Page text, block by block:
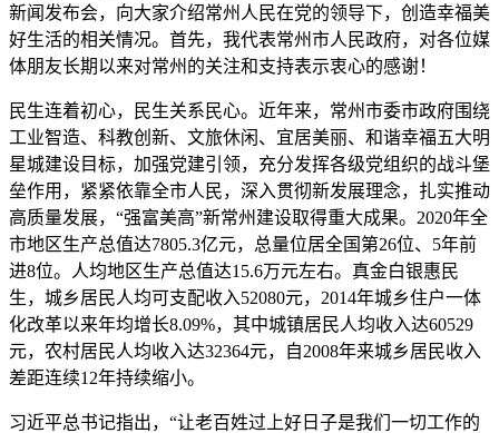
新闻发布会，向大家介绍常州人民在党的领导下，创造幸福美
好生活的相关情况。首先，我代表常州市人民政府，对各位媒
体朋友长期以来对常州的关注和支持表示衷心的感谢！
民生连着初心，民生关系民心。近年来，常州市委市政府围绕
工业智造、科教创新、文旅休闲、宜居美丽、和谐幸福五大明
星城建设目标，加强党建引领，充分发挥各级党组织的战斗堡
垒作用，紧紧依靠全市人民，深入贯彻新发展理念，扎实推动
高质量发展，“强富美高”新常州建设取得重大成果。2020年全
市地区生产总值达7805.3亿元，总量位居全国第26位、5年前
进8位。人均地区生产总值达15.6万元左右。真金白银惠民
生，城乡居民人均可支配收入52080元，2014年城乡住户一体
化改革以来年均增长8.09%，其中城镇居民人均收入达60529
元，农村居民人均收入达32364元，自2008年来城乡居民收入
差距连续12年持续缩小。
习近平总书记指出，“让老百姓过上好日子是我们一切工作的